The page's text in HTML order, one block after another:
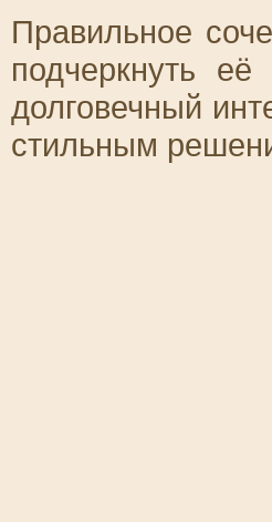
Правильное
подчеркнуть
долговечный
стильным